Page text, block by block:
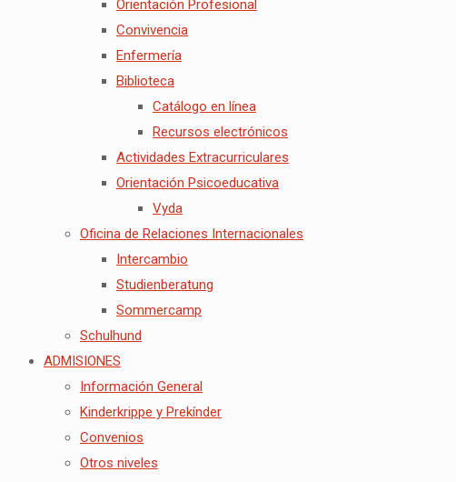
Orientación Profesional
Convivencia
Enfermería
Biblioteca
Catálogo en línea
Recursos electrónicos
Actividades Extracurriculares
Orientación Psicoeducativa
Vyda
Oficina de Relaciones Internacionales
Intercambio
Studienberatung
Sommercamp
Schulhund
ADMISIONES
Información General
Kinderkrippe y Prekínder
Convenios
Otros niveles